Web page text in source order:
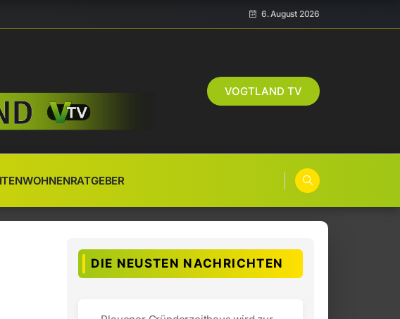
6. August 2026
VOGTLAND TV
WOHNENRATGEBER
DIE NEUSTEN NACHRICHTEN